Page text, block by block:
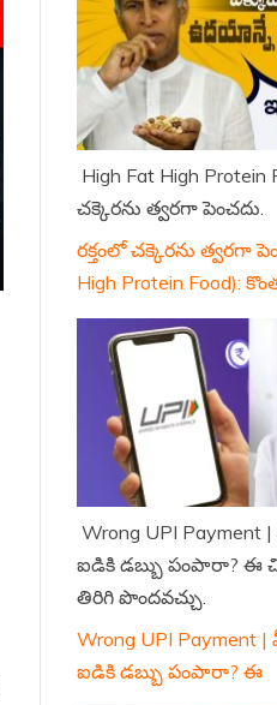
High Fat High Protein
చక్కెరను త్వరగా పెంచదు.
రక్తంలో చక్కెరను త్వరగా
High Protein Food):
Wrong UPI
ఐడికి డబ్బు పంపారా? ఈ
తిరిగి పొందవచ్చు.
Wrong UPI
ఐడికి డబ్బు పంపారా? ఈ